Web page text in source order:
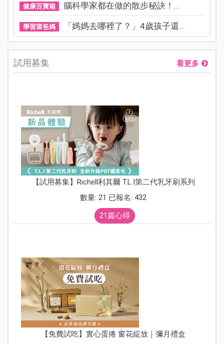
健康百寶箱 腦科學家都在做的散步秘訣！...
學習當爸媽 「媽媽去哪裡了？」4歲孩子還...
試用募集 看更多
【試用募集】Richell利其爾 T.L.I第二代乳牙刷系列
數量: 21 已報名: 432
21篇心得
【免費試吃】實心蛋捲 窗花綻放｜彌月禮盒